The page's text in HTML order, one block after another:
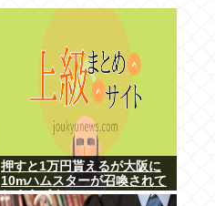
押すと1万円貰えるが大阪に
10mハムスターが召喚されて
しまうボタン